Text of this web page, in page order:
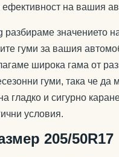
ефективност на вашия
разбираме значението
гуми за вашия
широка гама от
гуми, така че да
гладко и сигурно
условия.
205/50R17